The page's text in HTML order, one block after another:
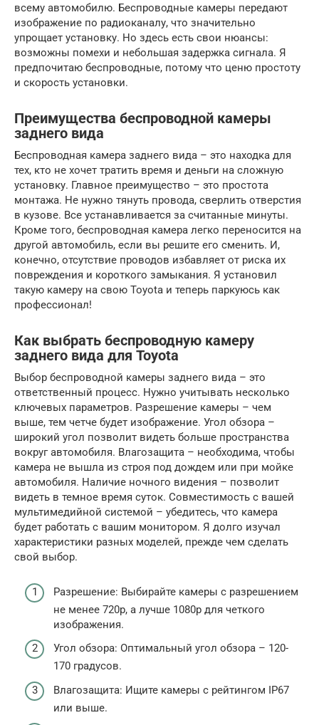
всему автомобилю. Беспроводные камеры передают
изображение по радиоканалу, что значительно
упрощает установку. Но здесь есть свои нюансы:
возможны помехи и небольшая задержка сигнала. Я
предпочитаю беспроводные, потому что ценю простоту
и скорость установки.
Преимущества беспроводной камеры
заднего вида
Беспроводная камера заднего вида – это находка для
тех, кто не хочет тратить время и деньги на сложную
установку. Главное преимущество – это простота
монтажа. Не нужно тянуть провода, сверлить отверстия
в кузове. Все устанавливается за считанные минуты.
Кроме того, беспроводная камера легко переносится на
другой автомобиль, если вы решите его сменить. И,
конечно, отсутствие проводов избавляет от риска их
повреждения и короткого замыкания. Я установил
такую камеру на свою Toyota и теперь паркуюсь как
профессионал!
Как выбрать беспроводную камеру
заднего вида для Toyota
Выбор беспроводной камеры заднего вида – это
ответственный процесс. Нужно учитывать несколько
ключевых параметров. Разрешение камеры – чем
выше, тем четче будет изображение. Угол обзора –
широкий угол позволит видеть больше пространства
вокруг автомобиля. Влагозащита – необходима, чтобы
камера не вышла из строя под дождем или при мойке
автомобиля. Наличие ночного видения – позволит
видеть в темное время суток. Совместимость с вашей
мультимедийной системой – убедитесь, что камера
будет работать с вашим монитором. Я долго изучал
характеристики разных моделей, прежде чем сделать
свой выбор.
Разрешение: Выбирайте камеры с разрешением
не менее 720p, а лучше 1080p для четкого
изображения.
Угол обзора: Оптимальный угол обзора – 120-
170 градусов.
Влагозащита: Ищите камеры с рейтингом IP67
или выше.